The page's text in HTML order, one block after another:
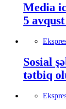
Media
5
Sosial
tətbiq